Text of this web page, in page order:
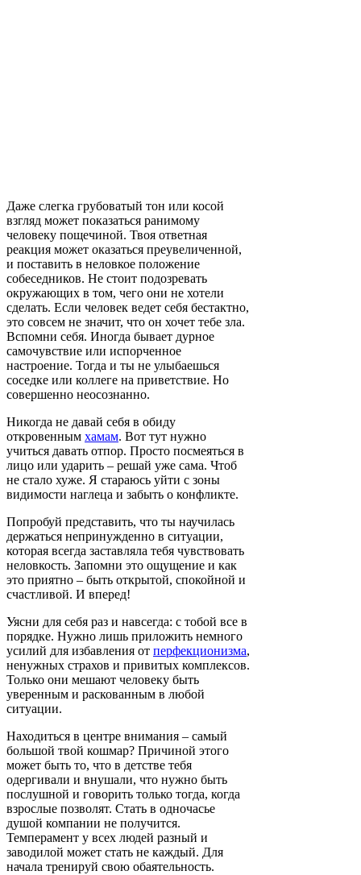
Даже слегка грубоватый тон или косой
взгляд может показаться ранимому
человеку пощечиной. Твоя ответная
реакция может оказаться преувеличенной,
и поставить в неловкое положение
собеседников. Не стоит подозревать
окружающих в том, чего они не хотели
сделать. Если человек ведет себя бестактно,
это совсем не значит, что он хочет тебе зла.
Вспомни себя. Иногда бывает дурное
самочувствие или испорченное
настроение. Тогда и ты не улыбаешься
соседке или коллеге на приветствие. Но
совершенно неосознанно.
Никогда не давай себя в обиду
откровенным хамам. Вот тут нужно
учиться давать отпор. Просто посмеяться в
лицо или ударить – решай уже сама. Чтоб
не стало хуже. Я стараюсь уйти с зоны
видимости наглеца и забыть о конфликте.
Попробуй представить, что ты научилась
держаться непринужденно в ситуации,
которая всегда заставляла тебя чувствовать
неловкость. Запомни это ощущение и как
это приятно – быть открытой, спокойной и
счастливой. И вперед!
Уясни для себя раз и навсегда: с тобой все в
порядке. Нужно лишь приложить немного
усилий для избавления от перфекционизма,
ненужных страхов и привитых комплексов.
Только они мешают человеку быть
уверенным и раскованным в любой
ситуации.
Находиться в центре внимания – самый
большой твой кошмар? Причиной этого
может быть то, что в детстве тебя
одергивали и внушали, что нужно быть
послушной и говорить только тогда, когда
взрослые позволят. Стать в одночасье
душой компании не получится.
Темперамент у всех людей разный и
заводилой может стать не каждый. Для
начала тренируй свою обаятельность.